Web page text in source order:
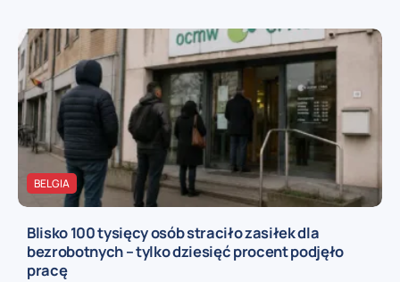
BELGIA
Blisko 100 tysięcy osób straciło zasiłek dla
bezrobotnych – tylko dziesięć procent podjęło
pracę